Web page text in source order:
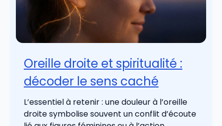
Oreille droite et spiritualité :
décoder le sens caché
L’essentiel à retenir : une douleur à l’oreille
droite symbolise souvent un conflit d’écoute